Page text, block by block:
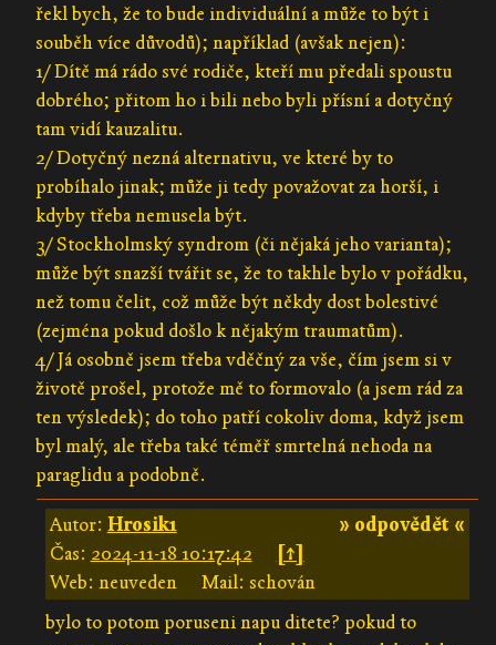
řekl bych, že to bude individuální a může to být i
souběh více důvodů); například (avšak nejen):
1/ Dítě má rádo své rodiče, kteří mu předali spoustu
dobrého; přitom ho i bili nebo byli přísní a dotyčný
tam vidí kauzalitu.
2/ Dotyčný nezná alternativu, ve které by to
probíhalo jinak; může ji tedy považovat za horší, i
kdyby třeba nemusela být.
3/ Stockholmský syndrom (či nějaká jeho varianta);
může být snazší tvářit se, že to takhle bylo v pořádku,
než tomu čelit, což může být někdy dost bolestivé
(zejména pokud došlo k nějakým traumatům).
4/ Já osobně jsem třeba vděčný za vše, čím jsem si v
životě prošel, protože mě to formovalo (a jsem rád za
ten výsledek); do toho patří cokoliv doma, když jsem
byl malý, ale třeba také téměř smrtelná nehoda na
paraglidu a podobně.
» odpovědět «
Autor: Hrosik1
Čas: 2024-11-18 10:17:42
[↑]
Web: neuveden
Mail: schován
bylo to potom poruseni napu ditete? pokud to